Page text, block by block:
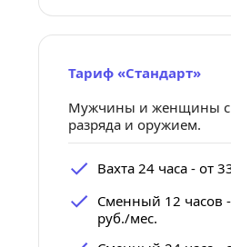
Тариф «Стандарт»
Мужчины и женщины с
разряда и оружием.
Вахта 24 часа - от
Сменный 12 часов
руб./мес.